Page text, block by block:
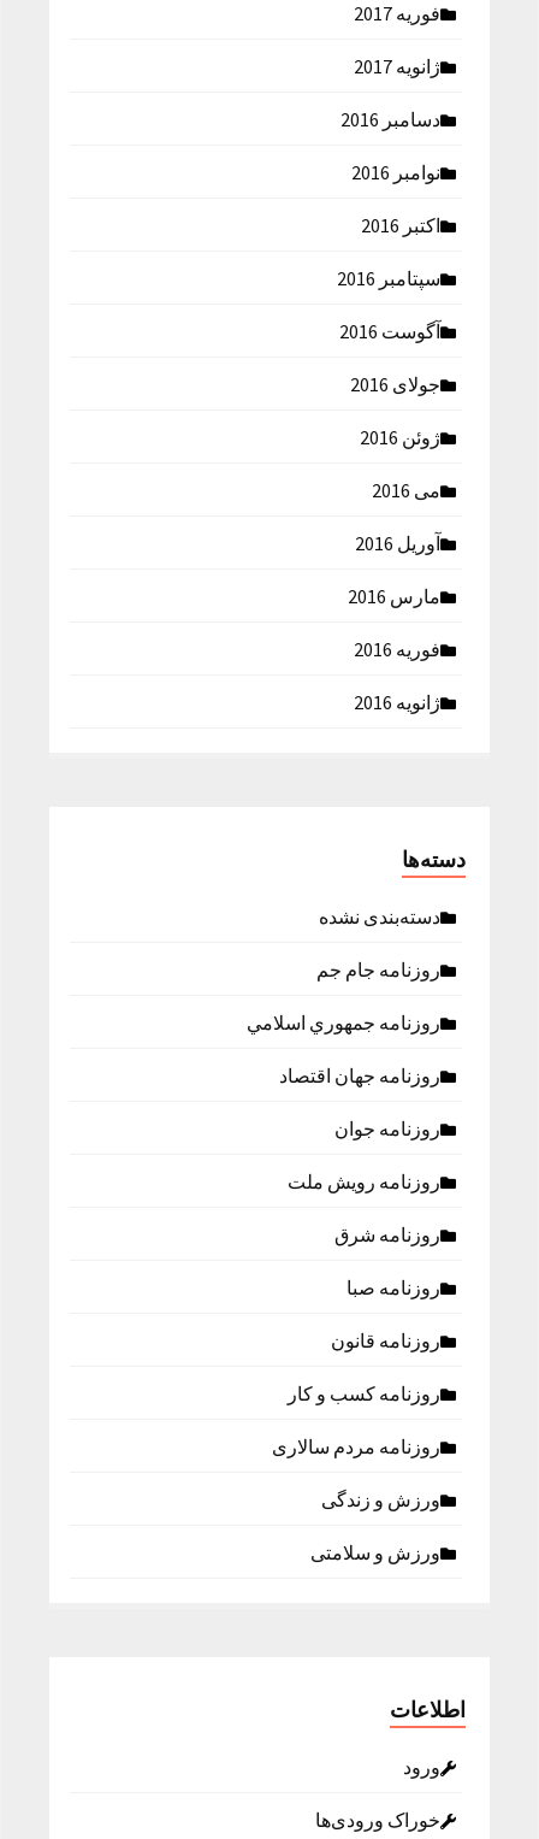
فوریه 2017
ژانویه 2017
دسامبر 2016
نوامبر 2016
اکتبر 2016
سپتامبر 2016
آگوست 2016
جولای 2016
ژوئن 2016
می 2016
آوریل 2016
مارس 2016
فوریه 2016
ژانویه 2016
دسته‌ها
دسته‌بندی نشده
روزنامه جام جم
روزنامه جمهوري اسلامي
روزنامه جهان اقتصاد
روزنامه جوان
روزنامه رویش ملت
روزنامه شرق
روزنامه صبا
روزنامه قانون
روزنامه كسب و كار
روزنامه مردم سالاری
ورزش و زندگی
ورزش و سلامتی
اطلاعات
ورود
خوراک ورودی‌ها